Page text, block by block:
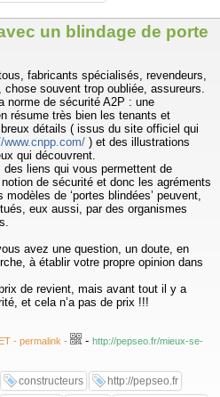
un blindage de porte
fabricants spécialisés, revendeurs,
souvent trop oubliée, assureurs.
norme de sécurité A2P : une
résume très bien les tenants et
détails ( issus du site officiel qui
www.cnpp.com/ ) et des illustrations
qui découvrent.
liens qui vous permettent de
de sécurité et donc les agréments
de ‘portes blindées’ peuvent,
eux aussi, par des organismes
avez une question, un doute, en
à établir votre propre opinion dans
de revient, mais avant tout il y a
et cela n’a pas de prix !!!
- permalink - - http://pepseo.fr/mieux-se-
constructeurs
http://pepseo.fr